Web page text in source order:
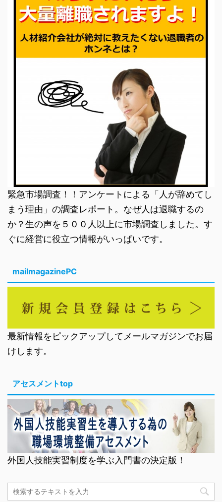
緊急市場調査！！アンケートによる「人が辞めてし
まう理由」の調査レポート。なぜ人は退職するの
か？生の声を５００人以上に市場調査しました。す
ぐに経営に役立つ情報がいっぱいです。
mailmagazinePC
最新情報をピックアップしてメールマガジンでお届
けします。
アセスメントtop
外国人技能実習制度を学ぶ入門書の決定版！